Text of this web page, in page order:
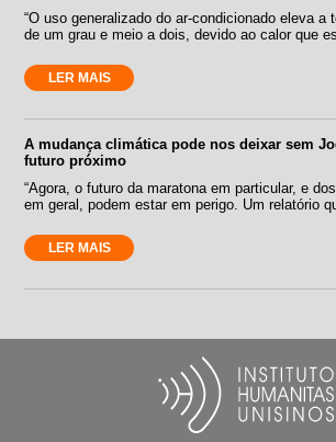
“O uso generalizado do ar-condicionado eleva a
de um grau e meio a dois, devido ao calor que
LER MAIS
A mudança climática pode nos deixar sem
futuro próximo
“Agora, o futuro da maratona em particular, e
em geral, podem estar em perigo. Um relatório
LER MAIS